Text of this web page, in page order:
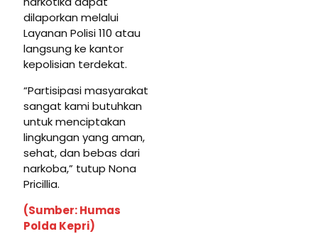
dilaporkan melalui
Layanan Polisi 110 atau
langsung ke kantor
kepolisian terdekat.
“Partisipasi masyarakat
sangat kami butuhkan
untuk menciptakan
lingkungan yang aman,
sehat, dan bebas dari
narkoba,” tutup Nona
Pricillia.
(Sumber: Humas
Polda Kepri)